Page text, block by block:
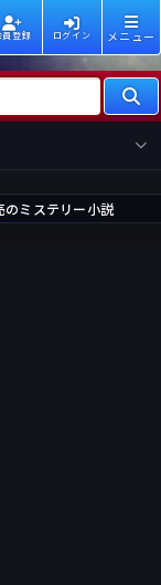
員登録 ログイン メニュー
新刊
情報
のミステリー小説